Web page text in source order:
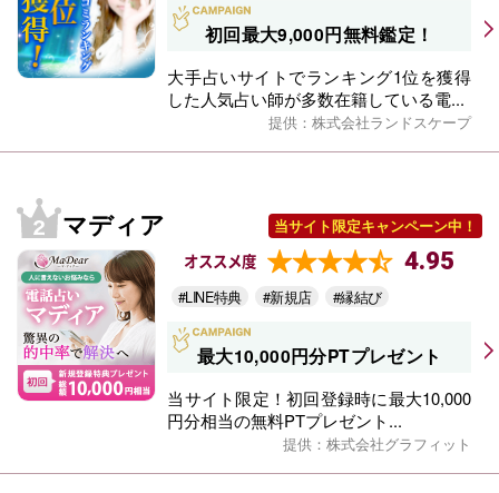
初回最大9,000円無料鑑定！
大手占いサイトでランキング1位を獲得
した人気占い師が多数在籍している電...
提供：株式会社ランドスケープ
マディア 当サイト限定キャンペーン中！
オススメ度 4.95
#LINE特典 #新規店 #縁結び
最大10,000円分PTプレゼント
当サイト限定！初回登録時に最大10,000
円分相当の無料PTプレゼント...
提供：株式会社グラフィット